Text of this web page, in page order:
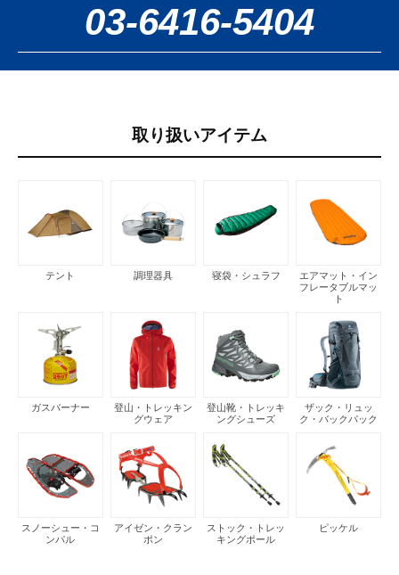
03-6416-5404
取り扱いアイテム
テント 調理器具 寝袋・シュラフ
エアマット・イン
フレータブルマッ
ト
ガスバーナー
登山・トレッキン
グウェア
登山靴・トレッキ
ングシューズ
ザック・リュッ
ク・バックパック
スノーシュー・コ
ンパル
アイゼン・クラン
ポン
ストック・トレッ
キングポール
ピッケル